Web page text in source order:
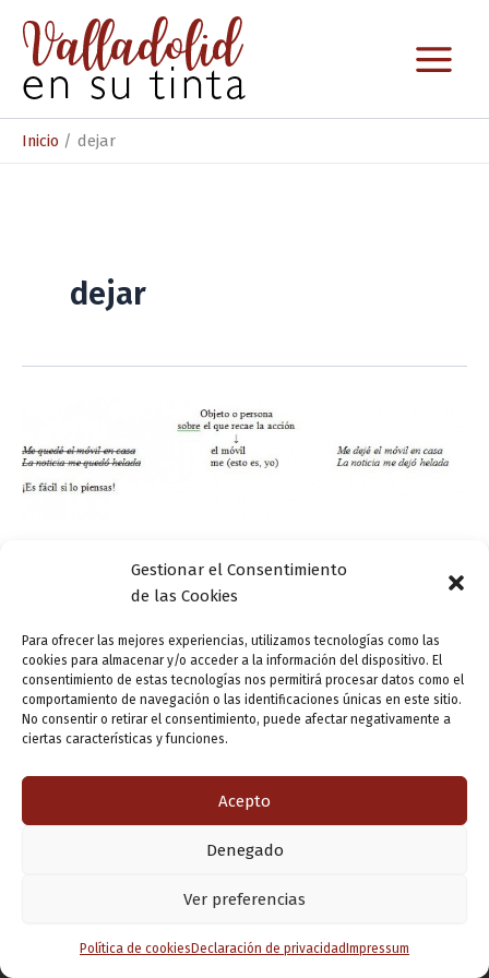
Gestionar el Consentimiento
de las Cookies
Para ofrecer las mejores experiencias, utilizamos tecnologías como las
cookies para almacenar y/o acceder a la información del dispositivo. El
consentimiento de estas tecnologías nos permitirá procesar datos como el
comportamiento de navegación o las identificaciones únicas en este sitio.
No consentir o retirar el consentimiento, puede afectar negativamente a
ciertas características y funciones.
Acepto
Denegado
Ver preferencias
Política de cookies Declaración de privacidad Impressum
contenido
Inicio dejar
dejar
Refrescos lingüísticos: ¿me lo dejo o me lo
ensutinta/23 enero, 2013
El verbo “quedar” es intransitivo. Por lo tanto, cuando lo
utilicemos, debemos asegurarnos de que la acción que
describe no recae sobre ningún objeto ni ninguna
persona… Cuando esto ocurre, […]
Copyright © 2026 Valladolid en su titna